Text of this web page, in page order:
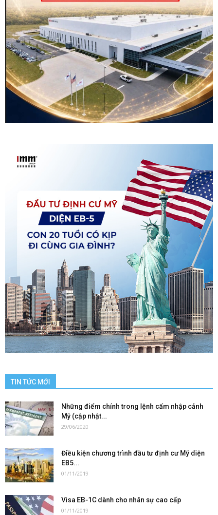
TIN TỨC MỚI
Những điểm chính trong lệnh cấm nhập cảnh
Mỹ (cập nhật...
29/06/2020
Điều kiện chương trình đầu tư định cư Mỹ diện
EB5...
01/11/2019
Visa EB-1C dành cho nhân sự cao cấp
01/11/2019